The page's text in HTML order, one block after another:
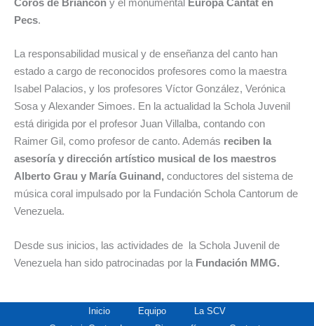
Coros de Briancon y el monumental
Europa Cantat en
Pecs.
La responsabilidad musical y de enseñanza del canto han
estado a cargo de reconocidos profesores como la maestra
Isabel Palacios, y los profesores Víctor González, Verónica
Sosa y Alexander Simoes. En la actualidad la Schola Juvenil
está dirigida por el profesor Juan Villalba, contando con
Raimer Gil, como profesor de canto. Además reciben la
asesoría y dirección artístico musical de los maestros
Alberto Grau y María Guinand, conductores del sistema de
música coral impulsado por la Fundación Schola Cantorum de
Venezuela.
Desde sus inicios, las actividades de la Schola Juvenil de
Venezuela han sido patrocinadas por la Fundación MMG.
Inicio Equipo
La SCV